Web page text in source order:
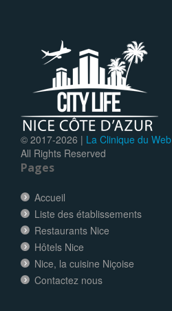
© 2017-2026 | La Clinique du Web
All Rights Reserved
Pages
Accueil
Liste des établissements
Restaurants Nice
Hôtels Nice
Nice, la cuisine Niçoise
Contactez nous